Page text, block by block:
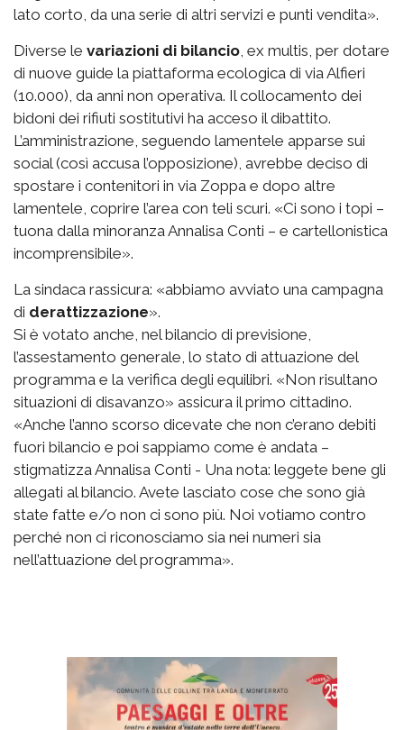
lato corto, da una serie di altri servizi e punti vendita».
Diverse le variazioni di bilancio, ex multis, per dotare
di nuove guide la piattaforma ecologica di via Alfieri
(10.000), da anni non operativa. Il collocamento dei
bidoni dei rifiuti sostitutivi ha acceso il dibattito.
L’amministrazione, seguendo lamentele apparse sui
social (così accusa l’opposizione), avrebbe deciso di
spostare i contenitori in via Zoppa e dopo altre
lamentele, coprire l’area con teli scuri. «Ci sono i topi –
tuona dalla minoranza Annalisa Conti – e cartellonistica
incomprensibile».
La sindaca rassicura: «abbiamo avviato una campagna
di derattizzazione».
Si è votato anche, nel bilancio di previsione,
l’assestamento generale, lo stato di attuazione del
programma e la verifica degli equilibri. «Non risultano
situazioni di disavanzo» assicura il primo cittadino.
«Anche l’anno scorso dicevate che non c’erano debiti
fuori bilancio e poi sappiamo come è andata –
stigmatizza Annalisa Conti - Una nota: leggete bene gli
allegati al bilancio. Avete lasciato cose che sono già
state fatte e/o non ci sono più. Noi votiamo contro
perché non ci riconosciamo sia nei numeri sia
nell’attuazione del programma».